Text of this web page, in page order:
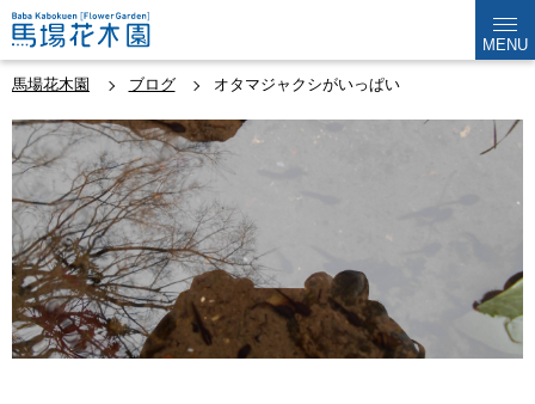
MENU
馬場花木園 ブログ オタマジャクシがいっぱい